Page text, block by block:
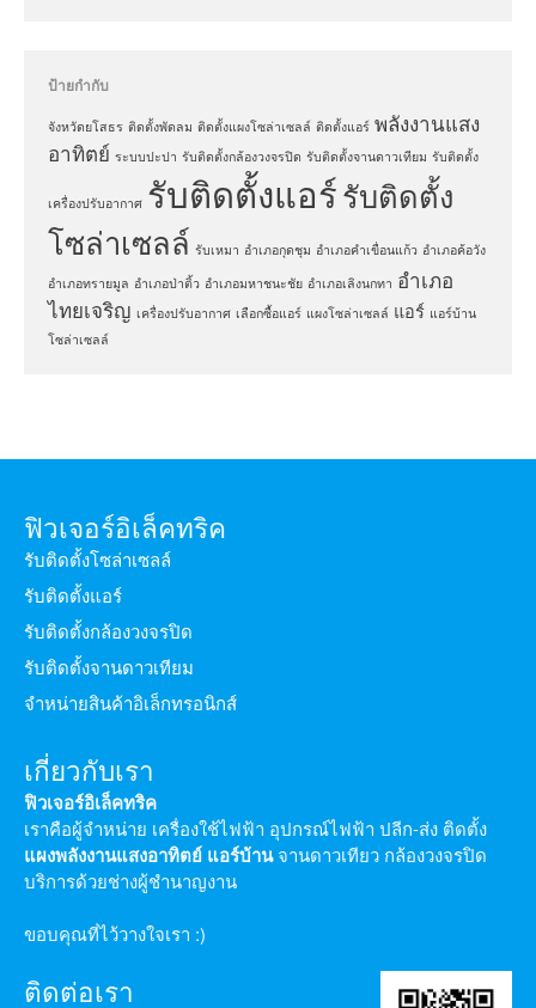
ป้ายกำกับ
จังหวัดยโสธร ติดตั้งพัดลม ติดตั้งแผงโซล่าเซลล์ ติดตั้งแอร์ พลังงานแสง
อาทิตย์ ระบบปะปา รับติดตั้งกล้องวงจรปิด รับติดตั้งจานดาวเทียม รับติดตั้ง
เครื่องปรับอากาศ รับติดตั้งแอร์รับติดตั้ง
โซล่าเซลล์ รับเหมา อำเภอกุดชุม อำเภอคำเขื่อนแก้ว อำเภอค้อวัง
อำเภอทรายมูล อำเภอป่าติ้ว อำเภอมหาชนะชัย อำเภอเลิงนกทา อำเภอ
ไทยเจริญ เครื่องปรับอากาศ เลือกซื้อแอร์ แผงโซล่าเซลล์ แอร์ แอร์บ้าน
โซล่าเซลล์
ฟิวเจอร์อิเล็คทริค
รับติดตั้งโซล่าเซลล์
รับติดตั้งแอร์
รับติดตั้งกล้องวงจรปิด
รับติดตั้งจานดาวเทียม
จำหน่ายสินค้าอิเล็กทรอนิกส์
เกี่ยวกับเรา
ฟิวเจอร์อิเล็คทริค
เราคือผู้จำหน่าย เครื่องใช้ไฟฟ้า อุปกรณ์ไฟฟ้า ปลีก-ส่ง ติดตั้ง
แผงพลังงานแสงอาทิตย์ แอร์บ้านจานดาวเทียว กล้องวงจรปิด
บริการด้วยช่างผู้ชำนาญงาน
ขอบคุณที่ไว้วางใจเรา :)
ติดต่อเรา